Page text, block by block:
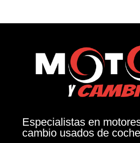
Especialistas en
cambio usados de